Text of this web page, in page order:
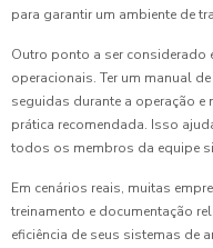
para garantir um ambiente de
Outro ponto a ser considerado
operacionais. Ter um manual
seguidas durante a operação
prática recomendada. Isso
todos os membros da equipe
Em cenários reais, muitas
treinamento e documentação
eficiência de seus sistemas de